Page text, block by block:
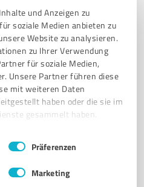
und Anzeigen zu
soziale Medien anbieten zu
Website zu analysieren.
zu Ihrer Verwendung
für soziale Medien,
Unsere Partner führen diese
mit weiteren Daten
haben oder die sie im
gesammelt haben.
Präferenzen
Marketing
GRUNEWALD MANNSCHAFTEN
CLUBLEBEN
Berlin
tennis-verein-tebe.de/